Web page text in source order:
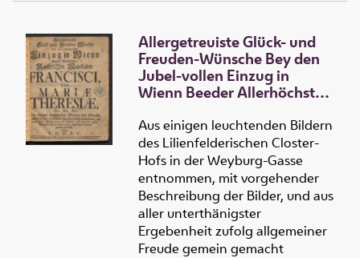
Allergetreuiste Glück- und
Freuden-Wünsche Bey den
Jubel-vollen Einzug in
Wienn Beeder Allerhöchster
Francisci und Mariæ
Theresiæ etc. etc. etc.
Aus einigen leuchtenden Bildern
des Lilienfelderischen Closter-
Hofs in der Weyburg-Gasse
entnommen, mit vorgehender
Beschreibung der Bilder, und aus
aller unterthänigster
Ergebenheit zufolg allgemeiner
Freude gemein gemacht